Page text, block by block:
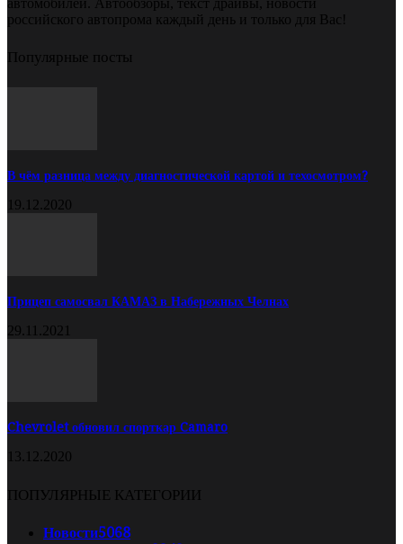
российского автопрома каждый день и только для Вас!
Популярные посты
В чём разница между диагностической картой и техосмотром?
19.12.2020
Прицеп самосвал КАМАЗ в Набережных Челнах
29.11.2021
Chevrolet обновил спорткар Camaro
13.12.2020
ПОПУЛЯРНЫЕ КАТЕГОРИИ
Новости5068